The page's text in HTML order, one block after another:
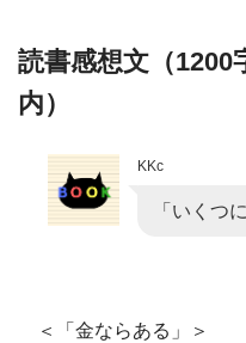
読書感想文（1200
内）
KKc
「いくつ
＜「金ならある」＞